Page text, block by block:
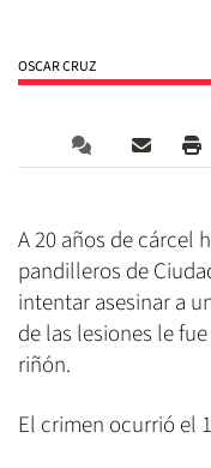
OSCAR CRUZ
A 20 años de cárcel
pandilleros de
intentar asesinar a
de las lesiones le
riñón.
El crimen ocurrió el